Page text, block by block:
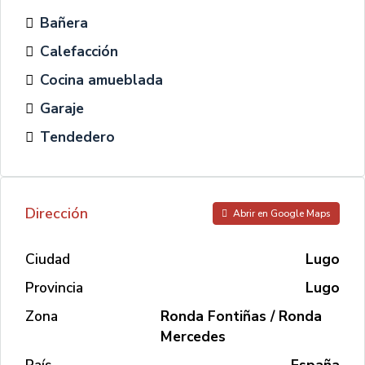
Bañera
Calefacción
Cocina amueblada
Garaje
Tendedero
Dirección Abrir en Google Maps
Ciudad
Lugo
Provincia
Lugo
Zona
Ronda Fontiñas / Ronda
Mercedes